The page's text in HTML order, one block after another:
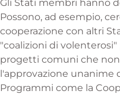
Gli Stati membri hanno
Possono, ad esempio,
cooperazione con altri
"coalizioni di
progetti comuni che
l'approvazione unanime
Programmi come la